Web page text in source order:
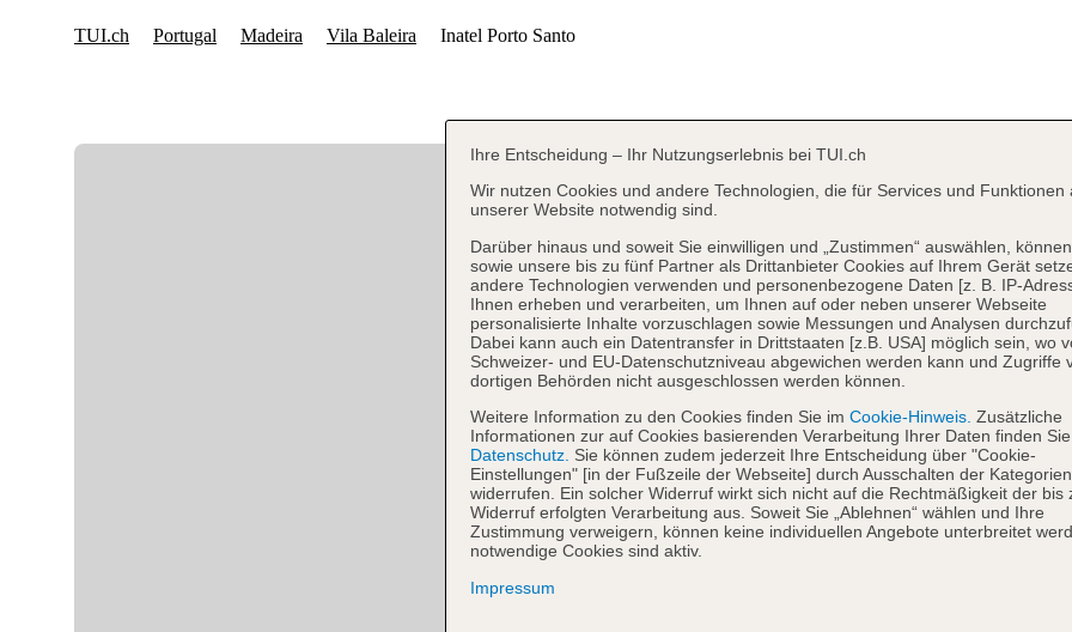
Ihre Entscheidung – Ihr Nutzungserlebnis bei TUI.ch
Wir nutzen Cookies und andere Technologien, die für Services und Funktionen
unserer Website notwendig sind.
Darüber hinaus und soweit Sie einwilligen und „Zustimmen“ auswählen,
sowie unsere bis zu fünf Partner als Drittanbieter Cookies auf Ihrem Gerät
andere Technologien verwenden und personenbezogene Daten [z. B. IP-
Ihnen erheben und verarbeiten, um Ihnen auf oder neben unserer Webseite
personalisierte Inhalte vorzuschlagen sowie Messungen und Analysen
Dabei kann auch ein Datentransfer in Drittstaaten [z.B. USA] möglich sein, wo
Schweizer- und EU-Datenschutzniveau abgewichen werden kann und Zugriffe
dortigen Behörden nicht ausgeschlossen werden können.
Weitere Information zu den Cookies finden Sie im Cookie-Hinweis. Zusätzliche
Informationen zur auf Cookies basierenden Verarbeitung Ihrer Daten finden
Datenschutz. Sie können zudem jederzeit Ihre Entscheidung über "Cookie-
Einstellungen" [in der Fußzeile der Webseite] durch Ausschalten der Kategorien
widerrufen. Ein solcher Widerruf wirkt sich nicht auf die Rechtmäßigkeit der bis
Widerruf erfolgten Verarbeitung aus. Soweit Sie „Ablehnen“ wählen und Ihre
Zustimmung verweigern, können keine individuellen Angebote unterbreitet
notwendige Cookies sind aktiv.
Impressum